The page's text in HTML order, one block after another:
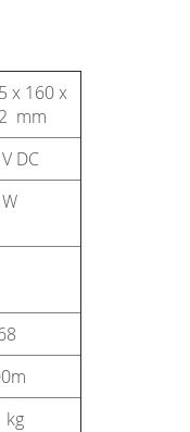
x 160 x
mm
DC
kg